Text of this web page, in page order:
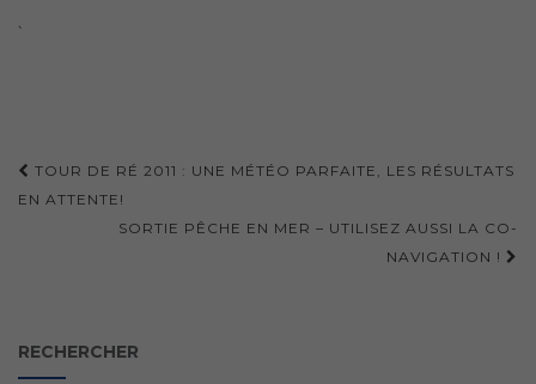
`
Navigation
d'article
TOUR DE RÉ 2011 : UNE MÉTÉO PARFAITE, LES RÉSULTATS
EN ATTENTE!
SORTIE PÊCHE EN MER – UTILISEZ AUSSI LA CO-
NAVIGATION !
RECHERCHER